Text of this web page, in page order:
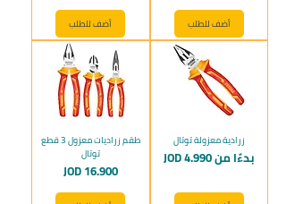
أضف للطلب أضف للطلب
زرادية معزولة توتال
بدءًا منJOD 4.990سعر البيع
طقم زراديات معزول 3 قطع
توتال
السعر
JOD 16.900